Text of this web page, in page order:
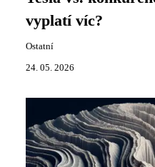
vyplatí víc?
Ostatní
24. 05. 2026